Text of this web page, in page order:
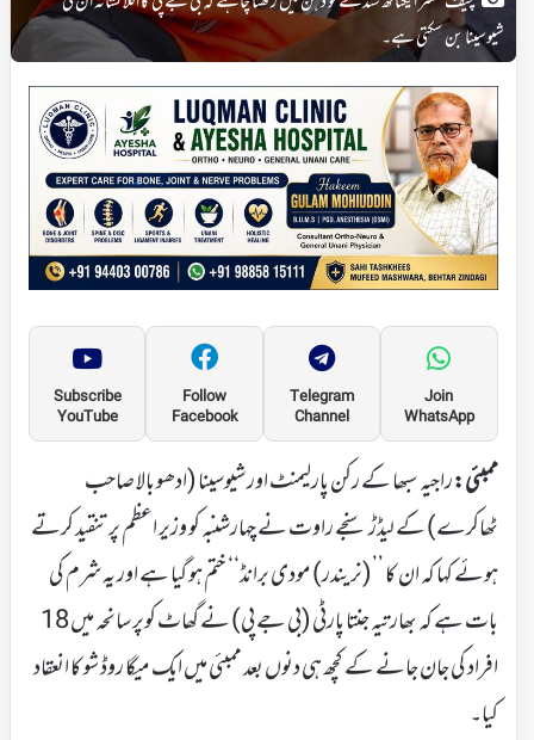
شیوسینا بن سکتی ہے۔
Join
WhatsApp
Telegram
Channel
Follow
Facebook
Subscribe
YouTube
ممبئی:راجیہ سبھا کے رکن پارلیمنٹ اور شیوسینا (ادھو بالا صاحب
ٹھاکرے) کے لیڈڑ سنجے راوت نے چہارشنبہ کو وزیر اعظم پر تنقید کرتے
ہوئے کہا کہ ان کا ’’(نریندر) مودی برانڈ‘‘ ختم ہو گیا ہے اور یہ شرم کی
بات ہے کہ بھارتیہ جنتا پارٹی (بی جے پی) نے گھاٹ کوپر سانحہ میں 18
افراد کی جان جانے کے کچھ ہی دنوں بعد ممبئی میں ایک میگا روڈ شو کا انعقاد
کیا۔